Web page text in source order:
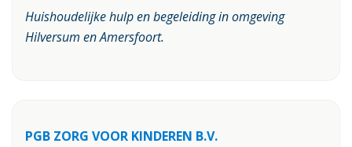
Huishoudelijke hulp en begeleiding in omgeving
Hilversum en Amersfoort.
PGB ZORG VOOR KINDEREN B.V.